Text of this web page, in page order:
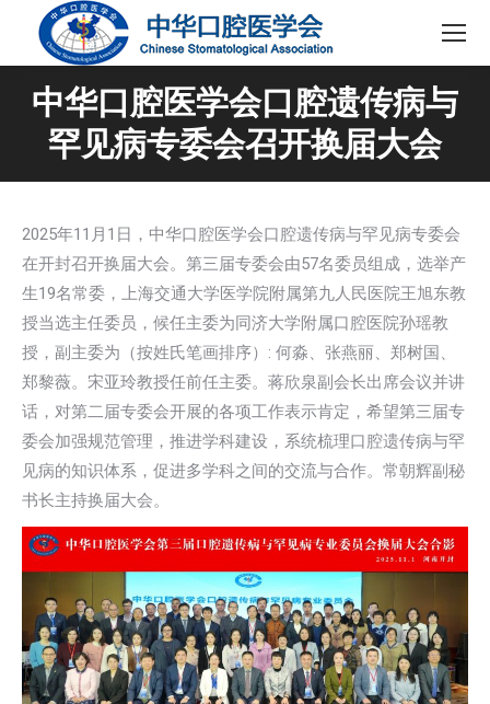
中华口腔医学会口腔遗传病与
罕见病专委会召开换届大会
2025年11月1日，中华口腔医学会口腔遗传病与罕见病专委会
在开封召开换届大会。第三届专委会由57名委员组成，选举产
生19名常委，上海交通大学医学院附属第九人民医院王旭东教
授当选主任委员，候任主委为同济大学附属口腔医院孙瑶教
授，副主委为（按姓氏笔画排序）: 何淼、张燕丽、郑树国、
郑黎薇。宋亚玲教授任前任主委。蒋欣泉副会长出席会议并讲
话，对第二届专委会开展的各项工作表示肯定，希望第三届专
委会加强规范管理，推进学科建设，系统梳理口腔遗传病与罕
见病的知识体系，促进多学科之间的交流与合作。常朝辉副秘
书长主持换届大会。